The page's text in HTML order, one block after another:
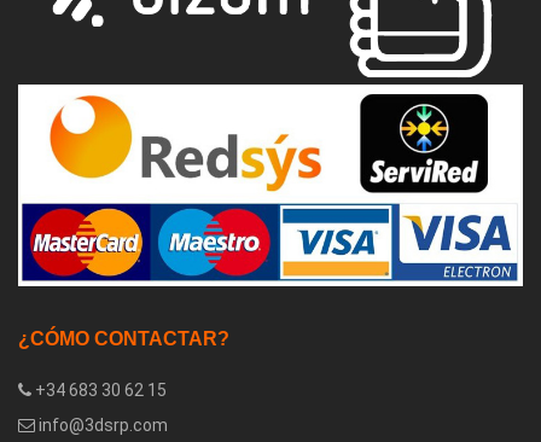
¿CÓMO CONTACTAR?
+34 683 30 62 15
info@3dsrp.com